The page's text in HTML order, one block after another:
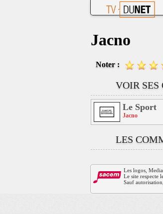
Jacno
Noter :
VOIR SES
Le Sport
Jacno
LES
Les logos,
Le site respecte
Sauf